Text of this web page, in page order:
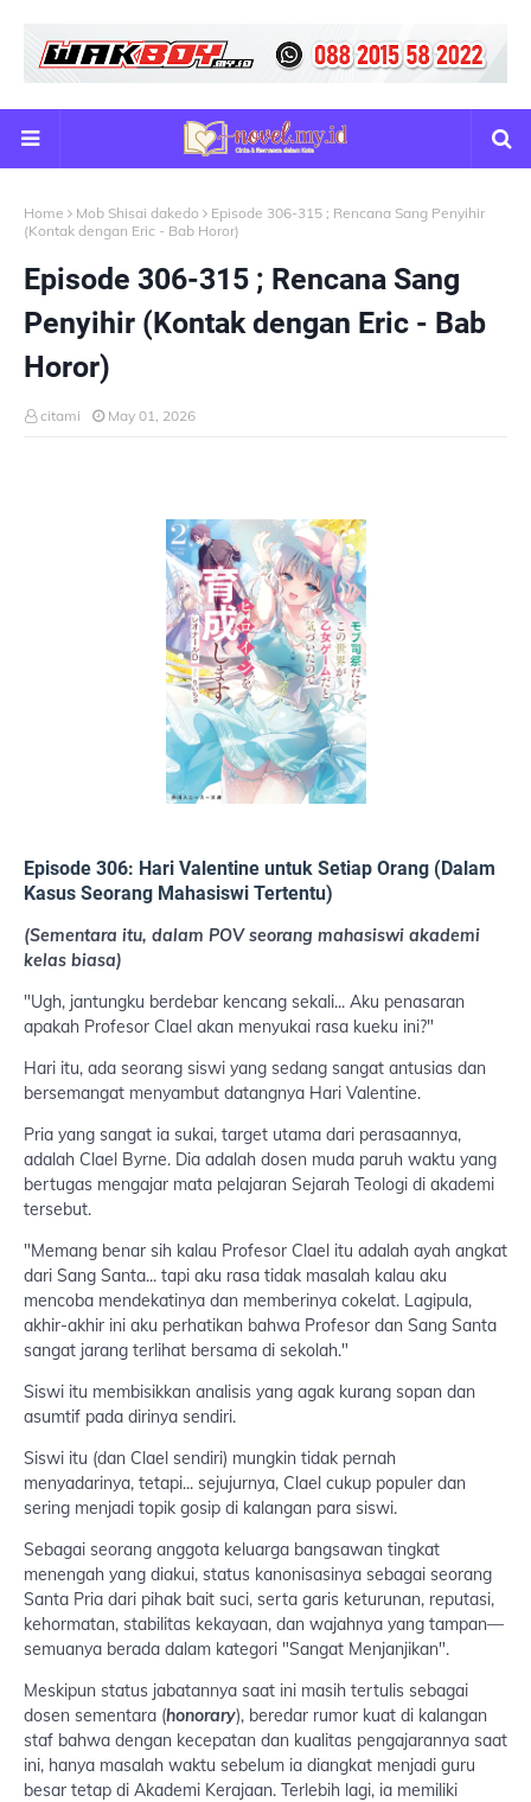
Home Mob Shisai dakedo
Episode 306-315 ; Rencana Sang Penyihir
(Kontak dengan Eric - Bab Horor)
Episode 306-315 ; Rencana Sang
Penyihir (Kontak dengan Eric - Bab
Horor)
citami May 01, 2026
Episode 306: Hari Valentine untuk Setiap Orang (Dalam
Kasus Seorang Mahasiswi Tertentu)
(Sementara itu, dalam POV seorang mahasiswi akademi
kelas biasa)
"Ugh, jantungku berdebar kencang sekali... Aku penasaran
apakah Profesor Clael akan menyukai rasa kueku ini?"
Hari itu, ada seorang siswi yang sedang sangat antusias dan
bersemangat menyambut datangnya Hari Valentine.
Pria yang sangat ia sukai, target utama dari perasaannya,
adalah Clael Byrne. Dia adalah dosen muda paruh waktu yang
bertugas mengajar mata pelajaran Sejarah Teologi di akademi
tersebut.
"Memang benar sih kalau Profesor Clael itu adalah ayah angkat
dari Sang Santa... tapi aku rasa tidak masalah kalau aku
mencoba mendekatinya dan memberinya cokelat. Lagipula,
akhir-akhir ini aku perhatikan bahwa Profesor dan Sang Santa
sangat jarang terlihat bersama di sekolah."
Siswi itu membisikkan analisis yang agak kurang sopan dan
asumtif pada dirinya sendiri.
Siswi itu (dan Clael sendiri) mungkin tidak pernah
menyadarinya, tetapi... sejujurnya, Clael cukup populer dan
sering menjadi topik gosip di kalangan para siswi.
Sebagai seorang anggota keluarga bangsawan tingkat
menengah yang diakui, status kanonisasinya sebagai seorang
Santa Pria dari pihak bait suci, serta garis keturunan, reputasi,
kehormatan, stabilitas kekayaan, dan wajahnya yang tampan—
semuanya berada dalam kategori "Sangat Menjanjikan".
Meskipun status jabatannya saat ini masih tertulis sebagai
dosen sementara (honorary), beredar rumor kuat di kalangan
staf bahwa dengan kecepatan dan kualitas pengajarannya saat
ini, hanya masalah waktu sebelum ia diangkat menjadi guru
besar tetap di Akademi Kerajaan. Terlebih lagi, ia memiliki